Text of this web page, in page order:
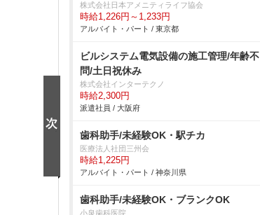
株式会社日本アメニティライフ協会
時給1,226円～1,233円
アルバイト・パート / 東京都
ビルシステム電気設備の施工管理/年齢不
問/土日祝休み
株式会社インターテクノ
時給2,300円
派遣社員 / 大阪府
歯科助手/未経験OK・駅チカ
医療法人社団三州会
時給1,225円
アルバイト・パート / 神奈川県
歯科助手/未経験OK・ブランクOK
小泉歯科医院